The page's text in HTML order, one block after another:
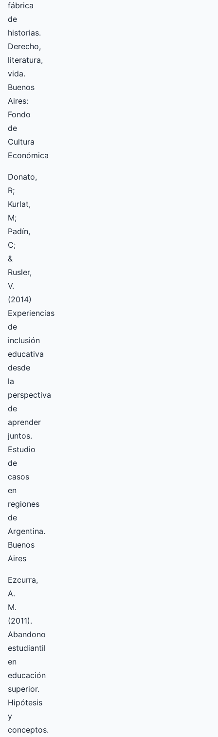
fábrica
de
historias.
Derecho,
literatura,
vida.
Buenos
Aires:
Fondo
de
Cultura
Económica
Donato,
R;
Kurlat,
M;
Padín,
C;
&
Rusler,
V.
(2014)
Experiencias
de
inclusión
educativa
desde
la
perspectiva
de
aprender
juntos.
Estudio
de
casos
en
regiones
de
Argentina.
Buenos
Aires
Ezcurra,
A.
M.
(2011).
Abandono
estudiantil
en
educación
superior.
Hipótesis
y
conceptos.